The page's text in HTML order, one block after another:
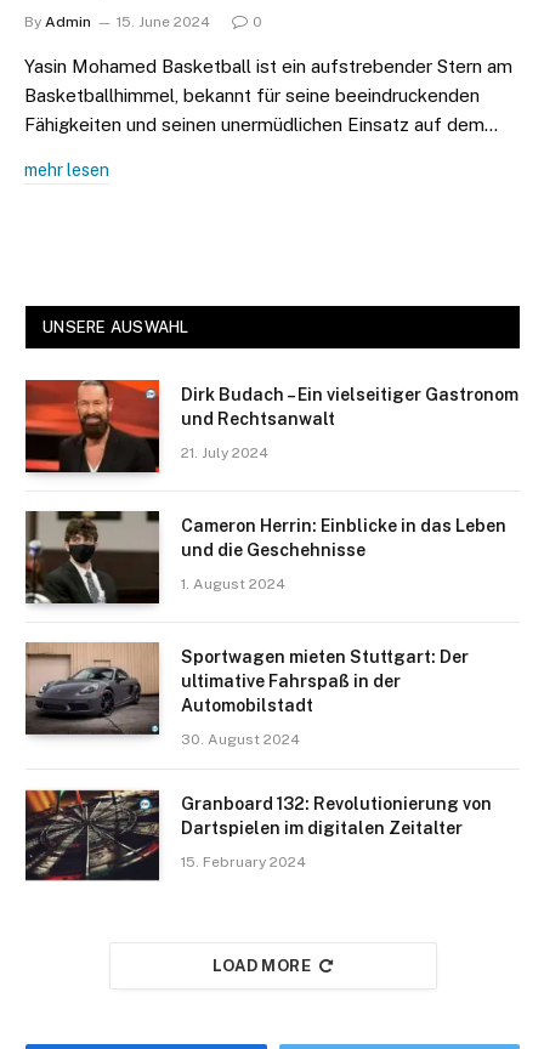
By Admin 15. June 2024 0
Yasin Mohamed Basketball ist ein aufstrebender Stern am
Basketballhimmel, bekannt für seine beeindruckenden
Fähigkeiten und seinen unermüdlichen Einsatz auf dem…
mehr lesen
UNSERE AUSWAHL
Dirk Budach – Ein vielseitiger Gastronom
und Rechtsanwalt
21. July 2024
Cameron Herrin: Einblicke in das Leben
und die Geschehnisse
1. August 2024
Sportwagen mieten Stuttgart: Der
ultimative Fahrspaß in der
Automobilstadt
30. August 2024
Granboard 132: Revolutionierung von
Dartspielen im digitalen Zeitalter
15. February 2024
LOAD MORE